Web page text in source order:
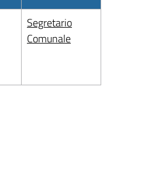
Segretario
Comunale